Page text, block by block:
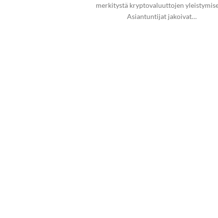
merkitystä kryptovaluuttojen
Asiantuntijat jakoivat…